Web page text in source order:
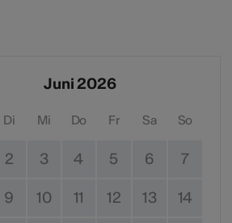
Juni 2026
Di Mi Do Fr Sa So
2 3 4 5 6 7
9 10 11 12 13 14